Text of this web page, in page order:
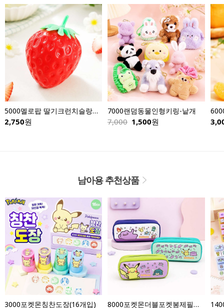
5000멜로팝 딸기크런치슬랑이-낱개
2,750원
7000랜덤동물인형키링-낱개
7,000 1,500원
남아용 추천상품
3000포켓몬칭찬도장(16개입) 8000포켓몬더블포켓봉제필통-낱개